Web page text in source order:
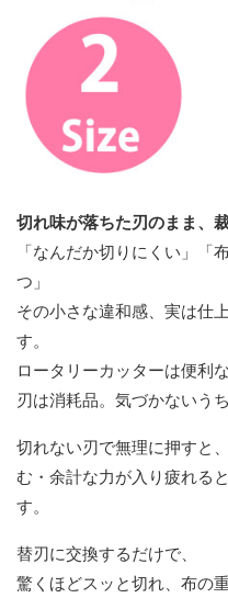
切れ味が落ちた刃のまま、
「なんだか切りにくい」「
つ」
その小さな違和感、実は仕
す。
ロータリーカッターは便利
刃は消耗品。気づかないう
切れない刃で無理に押すと
む・余計な力が入り疲れる
す。
替刃に交換するだけで、
驚くほどスッと切れ、布の